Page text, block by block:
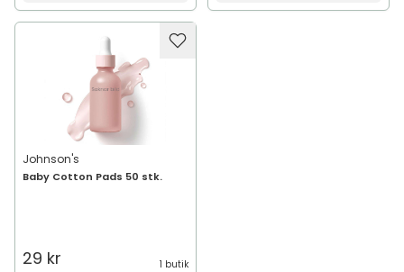
Johnson's
Baby Cotton Pads 50 stk.
29 kr 1 butik